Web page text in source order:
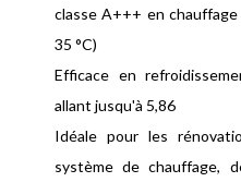
classe A+++ en
35 °C)
Efficace en
allant jusqu'à 5,86
Idéale pour les
système de chauffage,